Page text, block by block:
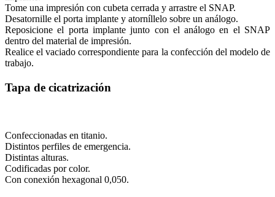
Tome una impresión con cubeta cerrada y arrastre el SNAP.
Desatornille el porta implante y atorníllelo sobre un análogo.
Reposicione el porta implante junto con el análogo en el SNAP
dentro del material de impresión.
Realice el vaciado correspondiente para la confección del modelo de
trabajo.
Tapa de cicatrización
Confeccionadas en titanio.
Distintos perfiles de emergencia.
Distintas alturas.
Codificadas por color.
Con conexión hexagonal 0,050.